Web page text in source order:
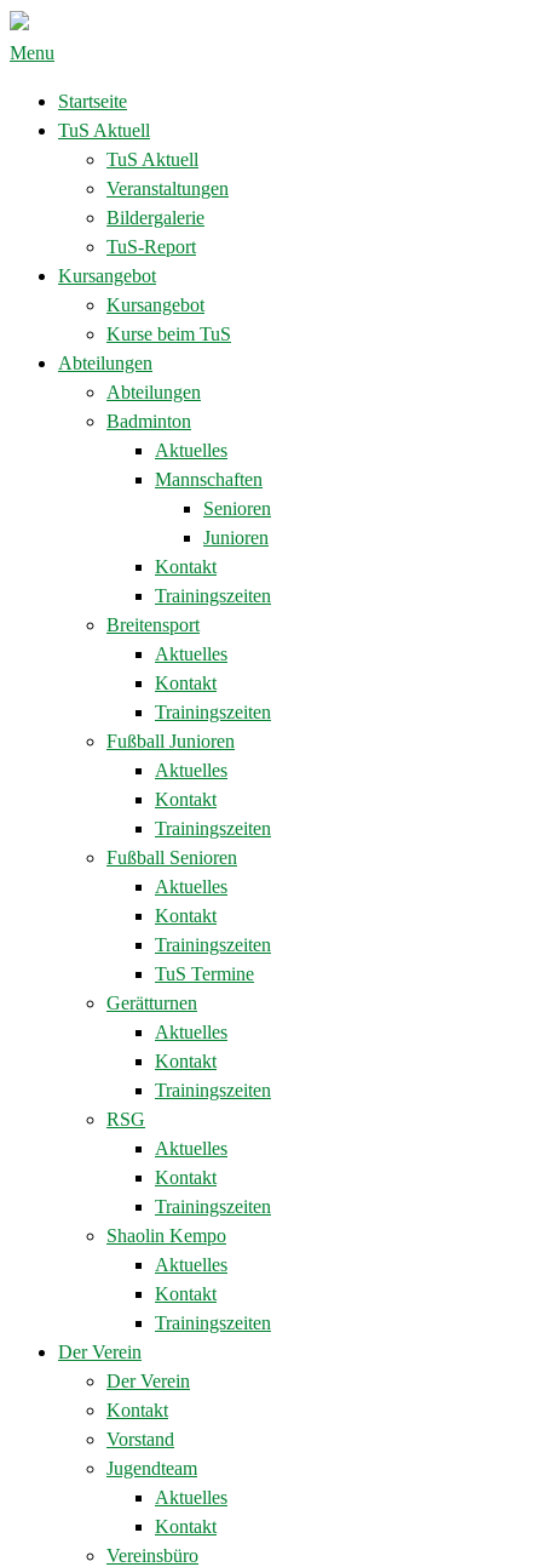
Menu
Startseite
TuS Aktuell
TuS Aktuell
Veranstaltungen
Bildergalerie
TuS-Report
Kursangebot
Kursangebot
Kurse beim TuS
Abteilungen
Abteilungen
Badminton
Aktuelles
Mannschaften
Senioren
Junioren
Kontakt
Trainingszeiten
Breitensport
Aktuelles
Kontakt
Trainingszeiten
Fußball Junioren
Aktuelles
Kontakt
Trainingszeiten
Fußball Senioren
Aktuelles
Kontakt
Trainingszeiten
TuS Termine
Gerätturnen
Aktuelles
Kontakt
Trainingszeiten
RSG
Aktuelles
Kontakt
Trainingszeiten
Shaolin Kempo
Aktuelles
Kontakt
Trainingszeiten
Der Verein
Der Verein
Kontakt
Vorstand
Jugendteam
Aktuelles
Kontakt
Vereinsbüro